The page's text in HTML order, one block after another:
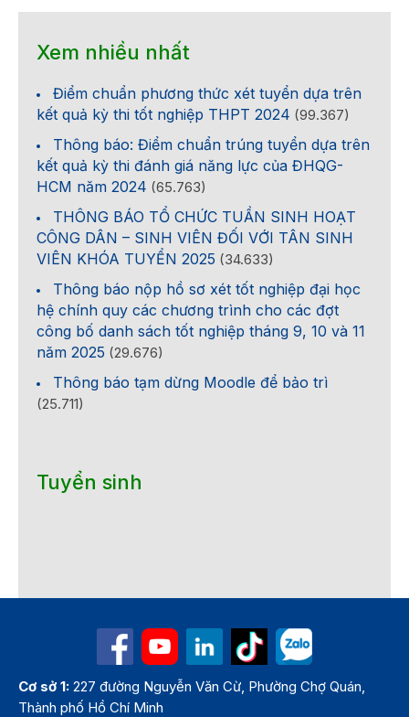
Xem nhiều nhất
Điểm chuẩn phương thức xét tuyển dựa trên
kết quả kỳ thi tốt nghiệp THPT 2024 (99.367)
Thông báo: Điểm chuẩn trúng tuyển dựa trên
kết quả kỳ thi đánh giá năng lực của ĐHQG-
HCM năm 2024 (65.763)
THÔNG BÁO TỔ CHỨC TUẦN SINH HOẠT
CÔNG DÂN – SINH VIÊN ĐỐI VỚI TÂN SINH
VIÊN KHÓA TUYỂN 2025 (34.633)
Thông báo nộp hồ sơ xét tốt nghiệp đại học
hệ chính quy các chương trình cho các đợt
công bố danh sách tốt nghiệp tháng 9, 10 và 11
năm 2025 (29.676)
Thông báo tạm dừng Moodle để bảo trì
(25.711)
Tuyển sinh
Cơ sở 1: 227 đường Nguyễn Văn Cừ, Phường Chợ Quán,
Thành phố Hồ Chí Minh